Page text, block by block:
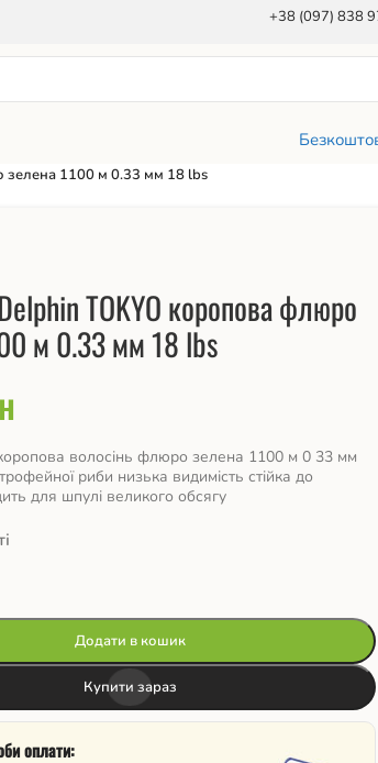
+38 (097) 838
зелена 1100 м 0.33 мм 18 lbs
TOKYO коропова флюро
м 0.33 мм 18 lbs
волосінь флюро зелена 1100 м 0 33 мм
риби низька видимість стійка до
для шпулі великого обсягу
Додати в кошик
Купити зараз
оплати: